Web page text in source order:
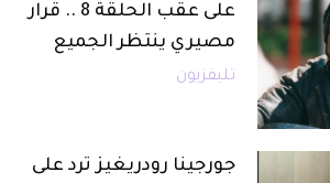
على عقب الحلقة 8 .. قرار
مصيري ينتظر الجميع
تليفزيون
جورجينا رودريغيز ترد على